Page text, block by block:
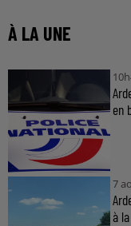
À LA UNE
en
7
à